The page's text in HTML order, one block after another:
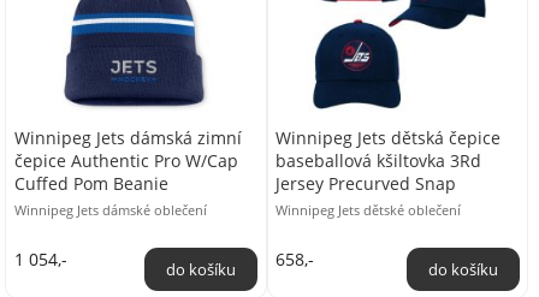
Winnipeg Jets dámská zimní
čepice Authentic Pro W/Cap
Cuffed Pom Beanie
Winnipeg Jets dámské oblečení
1 054,-
Winnipeg Jets dětská čepice
baseballová kšiltovka 3Rd
Jersey Precurved Snap
Winnipeg Jets dětské oblečení
658,-